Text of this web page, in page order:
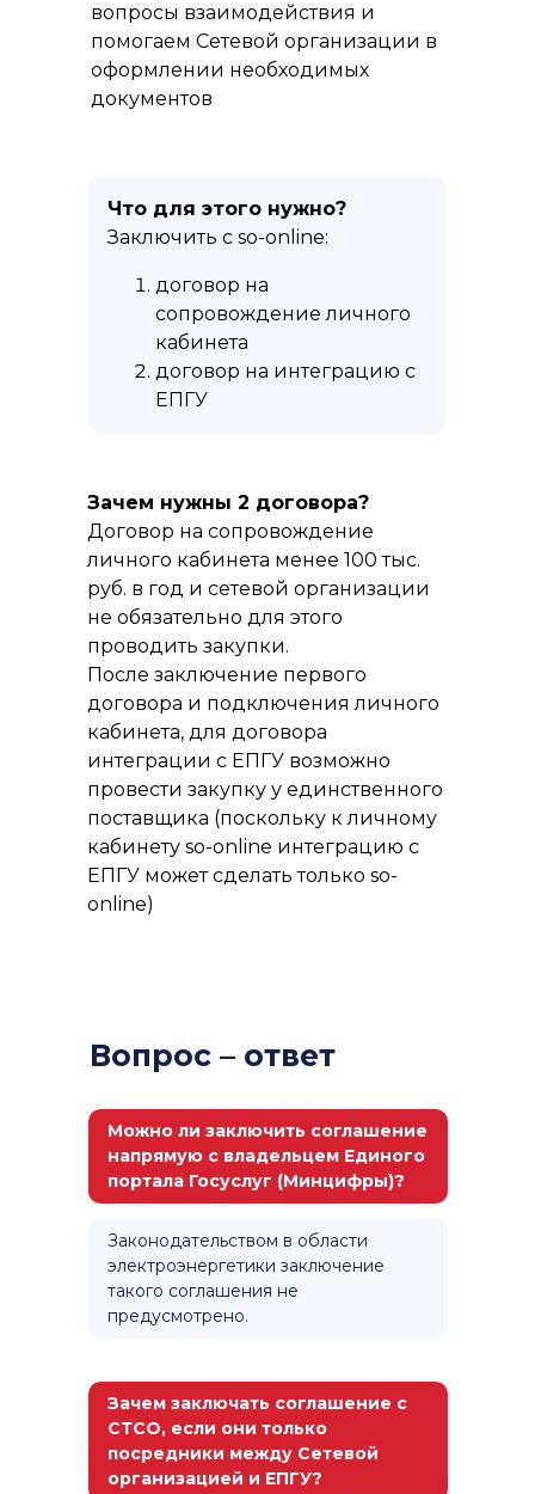
Зачем нужны 2 договора?
Договор на сопровождение
личного кабинета менее 100 тыс.
руб. в год и сетевой организации
не обязательно для этого
проводить закупки.
После заключение первого
договора и подключения личного
кабинета, для договора
интеграции с ЕПГУ возможно
провести закупку у единственного
поставщика (поскольку к личному
кабинету so-online интеграцию с
ЕПГУ может сделать только so-
online)
Что для этого нужно?
Заключить с so-online:
договор на
сопровождение личного
кабинета
договор на интеграцию с
ЕПГУ
вопросы взаимодействия и
помогаем Сетевой организации в
оформлении необходимых
документов
Зачем заключать соглашение с
СТСО, если они только
посредники между Сетевой
организацией и ЕПГУ?
Законодательством в области
электроэнергетики заключение
такого соглашения не
предусмотрено.
Можно ли заключить соглашение
напрямую с владельцем Единого
портала Госуслуг (Минцифры)?
Вопрос – ответ